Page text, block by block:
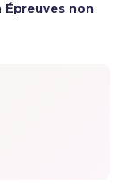
Épreuves non